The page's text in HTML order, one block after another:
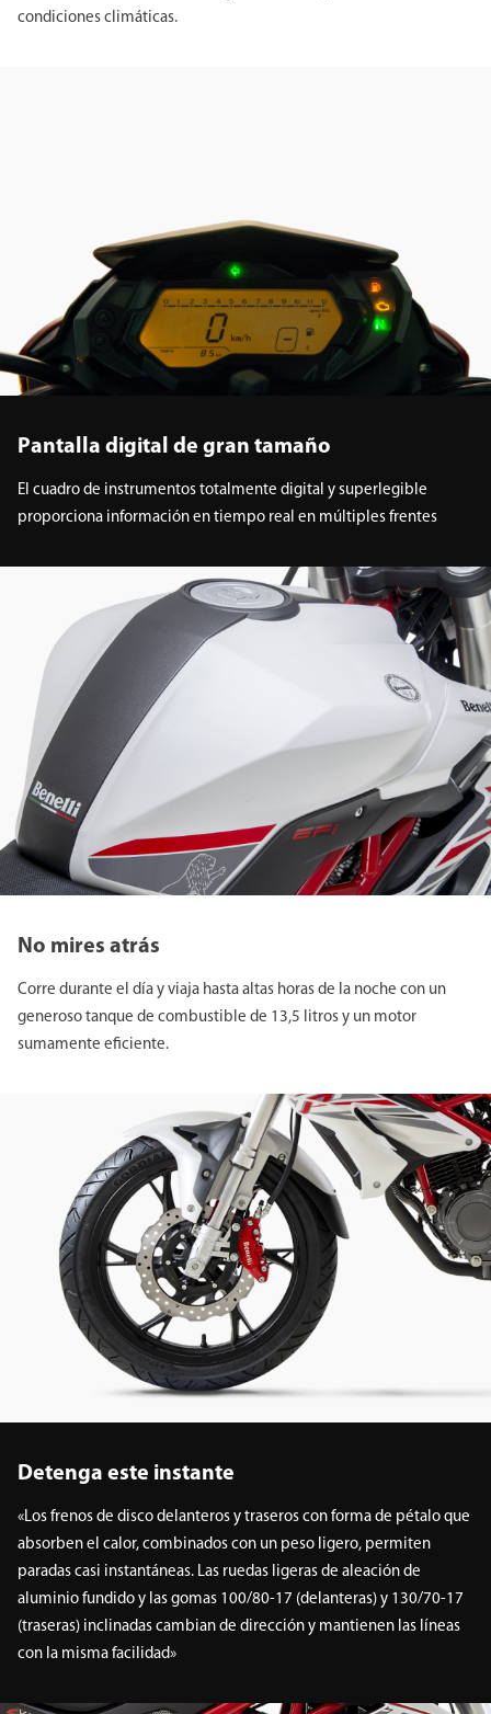
condiciones climáticas.
Pantalla digital de gran tamaño
El cuadro de instrumentos totalmente digital y superlegible
proporciona información en tiempo real en múltiples frentes
No mires atrás
Corre durante el día y viaja hasta altas horas de la noche con un
generoso tanque de combustible de 13,5 litros y un motor
sumamente eficiente.
Detenga este instante
«Los frenos de disco delanteros y traseros con forma de pétalo que
absorben el calor, combinados con un peso ligero, permiten
paradas casi instantáneas. Las ruedas ligeras de aleación de
aluminio fundido y las gomas 100/80-17 (delanteras) y 130/70-17
(traseras) inclinadas cambian de dirección y mantienen las líneas
con la misma facilidad»